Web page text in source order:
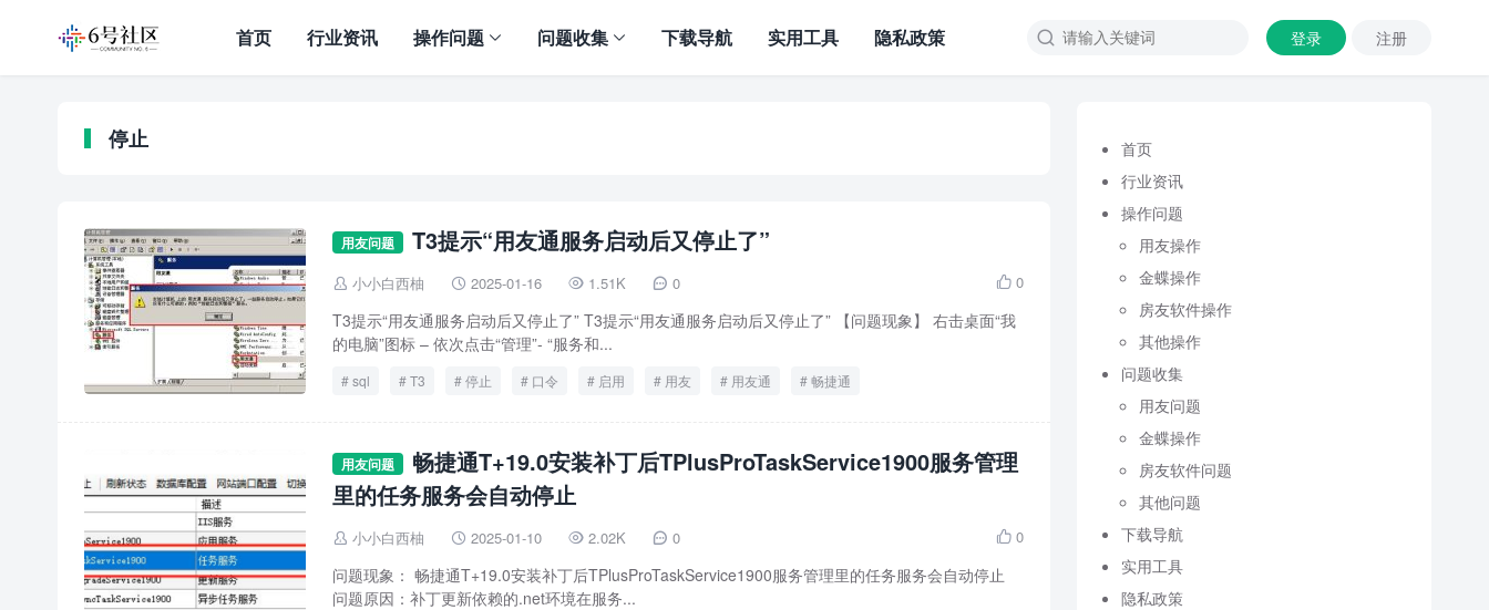
登录 注册

首页 行业资讯 操作问题 问题收集 下载导航 实用工具 隐私政策
停止
用友问题 T3提示“用友通服务启动后又停止了”
 小小白西柚  2025-01-16  1.51K  0  0
T3提示“用友通服务启动后又停止了” T3提示“用友通服务启动后又停止了” 【问题现象】 右击桌面“我
的电脑”图标 – 依次点击“管理”- “服务和...
sql T3 停止 口令 启用 用友 用友通 畅捷通
用友问题
畅捷通T+19.0安装补丁后TPlusProTaskService1900服务管理
里的任务服务会自动停止
 小小白西柚  2025-01-10  2.02K  0  0
问题现象： 畅捷通T+19.0安装补丁后TPlusProTaskService1900服务管理里的任务服务会自动停止
问题原因：补丁更新依赖的.net环境在服务...
首页
行业资讯
操作问题
用友操作
金蝶操作
房友软件操作
其他操作
问题收集
用友问题
金蝶操作
房友软件问题
其他问题
下载导航
实用工具
隐私政策